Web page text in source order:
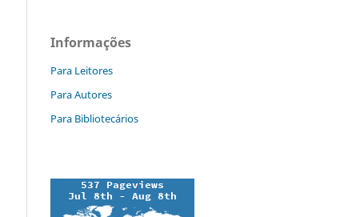
Informações
Para Leitores
Para Autores
Para Bibliotecários